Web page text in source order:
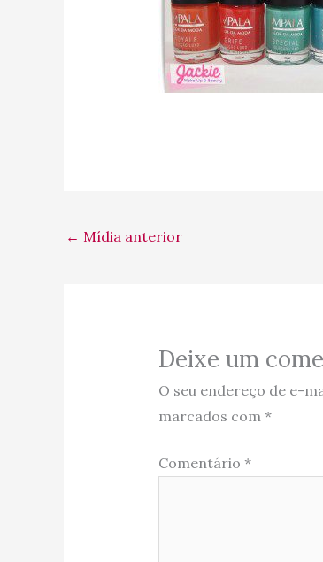
← Mídia anterior
Deixe um
O seu endereço de e-
marcados com *
Comentário *